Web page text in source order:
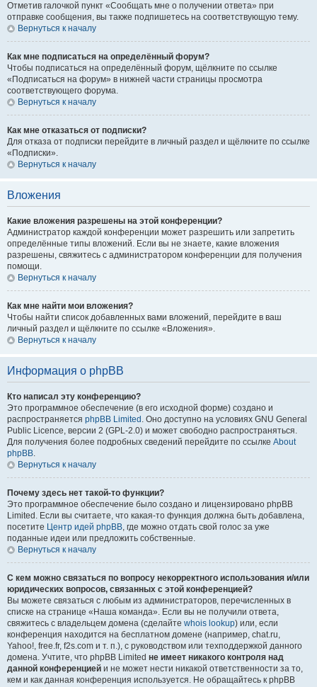
Отметив галочкой пункт «Сообщать мне о получении ответа» при
отправке сообщения, вы также подпишетесь на соответствующую тему.
Вернуться к началу
Как мне подписаться на определённый форум?
Чтобы подписаться на определённый форум, щёлкните по ссылке
«Подписаться на форум» в нижней части страницы просмотра
соответствующего форума.
Вернуться к началу
Как мне отказаться от подписки?
Для отказа от подписки перейдите в личный раздел и щёлкните по ссылке
«Подписки».
Вернуться к началу
Вложения
Какие вложения разрешены на этой конференции?
Администратор каждой конференции может разрешить или запретить
определённые типы вложений. Если вы не знаете, какие вложения
разрешены, свяжитесь с администратором конференции для получения
помощи.
Вернуться к началу
Как мне найти мои вложения?
Чтобы найти список добавленных вами вложений, перейдите в ваш
личный раздел и щёлкните по ссылке «Вложения».
Вернуться к началу
Информация о phpBB
Кто написал эту конференцию?
Это программное обеспечение (в его исходной форме) создано и
распространяется phpBB Limited . Оно доступно на условиях GNU General
Public Licence, версии 2 (GPL-2.0) и может свободно распространяться.
Для получения более подробных сведений перейдите по ссылке About
phpBB.
Вернуться к началу
Почему здесь нет такой-то функции?
Это программное обеспечение было создано и лицензировано phpBB
Limited. Если вы считаете, что какая-то функция должна быть добавлена,
посетите Центр идей phpBB, где можно отдать свой голос за уже
поданные идеи или предложить собственные.
Вернуться к началу
С кем можно связаться по вопросу некорректного использования и/или
юридических вопросов, связанных с этой конференцией?
Вы можете связаться с любым из администраторов, перечисленных в
списке на странице «Наша команда». Если вы не получили ответа,
свяжитесь с владельцем домена (сделайте whois lookup) или, если
конференция находится на бесплатном домене (например, chat.ru,
Yahoo!, free.fr, f2s.com и т. п.), с руководством или техподдержкой данного
домена. Учтите, что phpBB Limited не имеет никакого контроля над
данной конференцией и не может нести никакой ответственности за то,
кем и как данная конференция используется. Не обращайтесь к phpBB